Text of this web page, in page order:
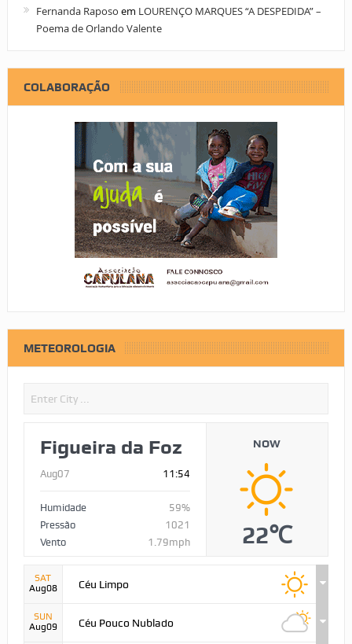
Fernanda Raposo em LOURENÇO MARQUES “A DESPEDIDA” –
Poema de Orlando Valente
COLABORAÇÃO
METEOROLOGIA
Figueira da Foz
Aug07 11:54
Humidade
59%
Pressão
1021
Vento
1.79mph
NOW
22℃
SAT
Aug08
Céu Limpo
SUN
Aug09
Céu Pouco Nublado